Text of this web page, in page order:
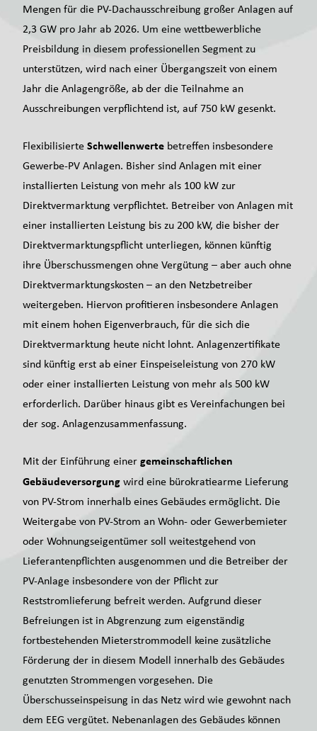
Mengen für die PV-Dachausschreibung großer Anlagen auf
2,3 GW pro Jahr ab 2026. Um eine wettbewerbliche
Preisbildung in diesem professionellen Segment zu
unterstützen, wird nach einer Übergangszeit von einem
Jahr die Anlagengröße, ab der die Teilnahme an
Ausschreibungen verpflichtend ist, auf 750 kW gesenkt.
FlexibilisierteSchwellenwerte betreffen insbesondere
Gewerbe-PV Anlagen. Bisher sind Anlagen mit einer
installierten Leistung von mehr als 100 kW zur
Direktvermarktung verpflichtet. Betreiber von Anlagen mit
einer installierten Leistung bis zu 200 kW, die bisher der
Direktvermarktungspflicht unterliegen, können künftig
ihre Überschussmengen ohne Vergütung – aber auch ohne
Direktvermarktungskosten – an den Netzbetreiber
weitergeben. Hiervon profitieren insbesondere Anlagen
mit einem hohen Eigenverbrauch, für die sich die
Direktvermarktung heute nicht lohnt. Anlagenzertifikate
sind künftig erst ab einer Einspeiseleistung von 270 kW
oder einer installierten Leistung von mehr als 500 kW
erforderlich. Darüber hinaus gibt es Vereinfachungen bei
der sog. Anlagenzusammenfassung.
Mit der Einführung einergemeinschaftlichen
Gebäudeversorgungwird eine bürokratiearme Lieferung
von PV-Strom innerhalb eines Gebäudes ermöglicht. Die
Weitergabe von PV-Strom an Wohn- oder Gewerbemieter
oder Wohnungseigentümer soll weitestgehend von
Lieferantenpflichten ausgenommen und die Betreiber der
PV-Anlage insbesondere von der Pflicht zur
Reststromlieferung befreit werden. Aufgrund dieser
Befreiungen ist in Abgrenzung zum eigenständig
fortbestehenden Mieterstrommodell keine zusätzliche
Förderung der in diesem Modell innerhalb des Gebäudes
genutzten Strommengen vorgesehen. Die
Überschusseinspeisung in das Netz wird wie gewohnt nach
dem EEG vergütet. Nebenanlagen des Gebäudes können